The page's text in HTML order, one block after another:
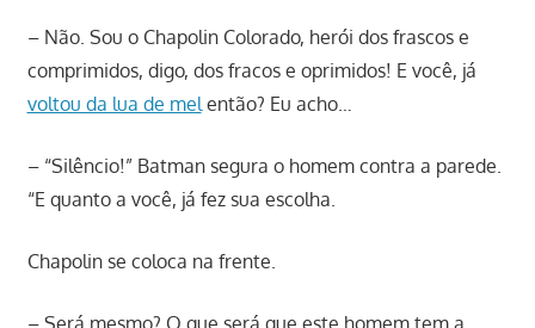
– Não. Sou o Chapolin Colorado, herói dos frascos e
comprimidos, digo, dos fracos e oprimidos! E você, já
voltou da lua de melentão? Eu acho…
– “Silêncio!” Batman segura o homem contra a parede.
“E quanto a você, já fez sua escolha.
Chapolin se coloca na frente.